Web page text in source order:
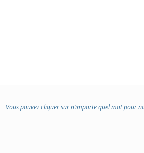
Vous pouvez cliquer sur n’importe quel mot pour